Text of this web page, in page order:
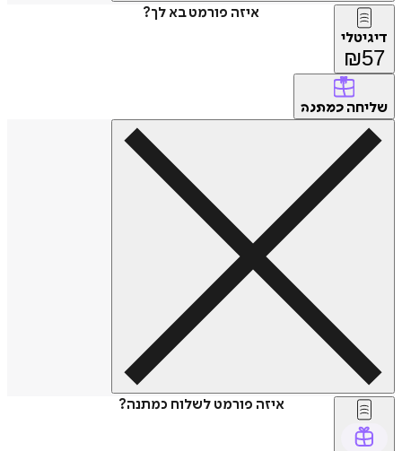
איזה פורמט בא לך?
דיגיטלי
₪57
שליחה כמתנה
איזה פורמט לשלוח כמתנה?